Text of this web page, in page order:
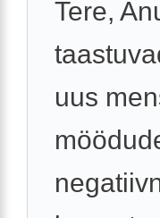
Tere,
uus